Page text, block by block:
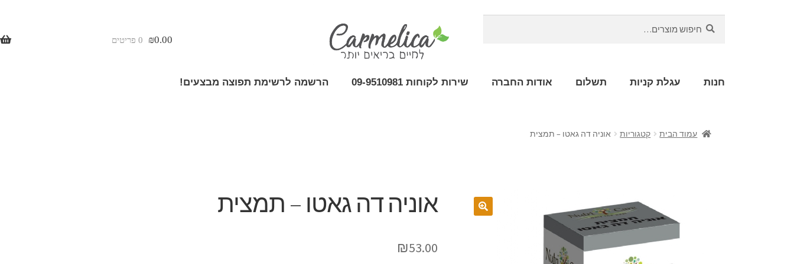
₪0.00 0 פריטים
חנות עגלת קניות תשלום אודות החברה שירות לקוחות 09-9510981 הרשמה לרשימת תפוצה מבצעים!
עמוד הבית קטגוריות אוניה דה גאטו – תמצית
אוניה דה גאטו – תמצית
₪53.00